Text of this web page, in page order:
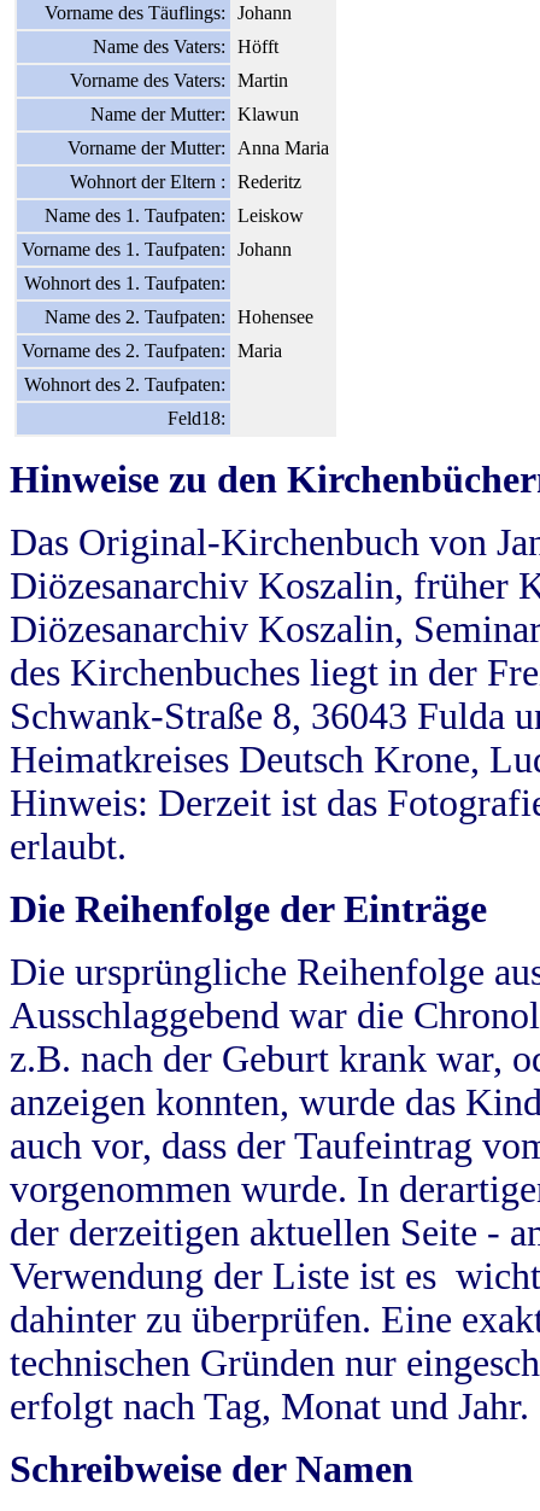
Vorname des Täuflings:
Johann
Name des Vaters:
Höfft
Vorname des Vaters:
Martin
Name der Mutter:
Klawun
Vorname der Mutter:
Anna Maria
Wohnort der Eltern :
Rederitz
Name des 1. Taufpaten:
Leiskow
Vorname des 1. Taufpaten:
Johann
Wohnort des 1. Taufpaten:
Name des 2. Taufpaten:
Hohensee
Vorname des 2. Taufpaten:
Maria
Wohnort des 2. Taufpaten:
Feld18:
Hinweise zu den
Das Original-Kirchenbuch von
Diözesanarchiv Koszalin, früher
Diözesanarchiv Koszalin,
des Kirchenbuches liegt in der
Schwank-Straße 8, 36043 Fulda
Heimatkreises Deutsch Krone,
Hinweis: Derzeit ist das
erlaubt.
Die Reihenfolge der Einträge
Die ursprüngliche Reihenfolge
Ausschlaggebend war die
z.B. nach der Geburt krank war,
anzeigen konnten, wurde das
auch vor, dass der Taufeintrag
vorgenommen wurde. In
der derzeitigen aktuellen Seite -
Verwendung der Liste ist es
dahinter zu überprüfen. Eine
technischen Gründen nur
erfolgt nach Tag, Monat und Jahr.
Schreibweise der Namen